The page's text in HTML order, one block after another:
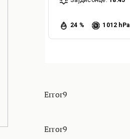
24 % 1012 hPa
Error9
Error9